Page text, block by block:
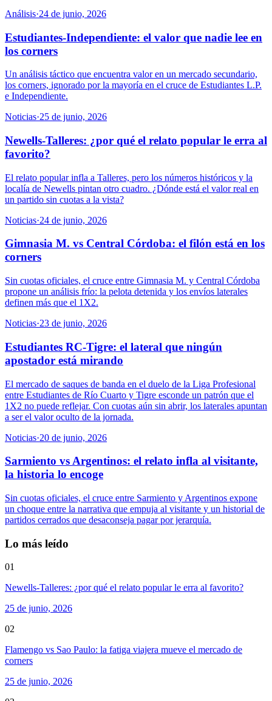
Análisis·24 de junio, 2026
Estudiantes-Independiente: el valor que nadie lee en
los corners
Un análisis táctico que encuentra valor en un mercado secundario,
los corners, ignorado por la mayoría en el cruce de Estudiantes L.P.
e Independiente.
Noticias·25 de junio, 2026
Newells-Talleres: ¿por qué el relato popular le erra al
favorito?
El relato popular infla a Talleres, pero los números históricos y la
localía de Newells pintan otro cuadro. ¿Dónde está el valor real en
un partido sin cuotas a la vista?
Noticias·24 de junio, 2026
Gimnasia M. vs Central Córdoba: el filón está en los
corners
Sin cuotas oficiales, el cruce entre Gimnasia M. y Central Córdoba
propone un análisis frío: la pelota detenida y los envíos laterales
definen más que el 1X2.
Noticias·23 de junio, 2026
Estudiantes RC-Tigre: el lateral que ningún
apostador está mirando
El mercado de saques de banda en el duelo de la Liga Profesional
entre Estudiantes de Río Cuarto y Tigre esconde un patrón que el
1X2 no puede reflejar. Con cuotas aún sin abrir, los laterales apuntan
a ser el valor oculto de la jornada.
Noticias·20 de junio, 2026
Sarmiento vs Argentinos: el relato infla al visitante,
la historia lo encoge
Sin cuotas oficiales, el cruce entre Sarmiento y Argentinos expone
un choque entre la narrativa que empuja al visitante y un historial de
partidos cerrados que desaconseja pagar por jerarquía.
Lo más leído
01
Newells-Talleres: ¿por qué el relato popular le erra al favorito?
25 de junio, 2026
02
Flamengo vs Sao Paulo: la fatiga viajera mueve el mercado de
corners
25 de junio, 2026